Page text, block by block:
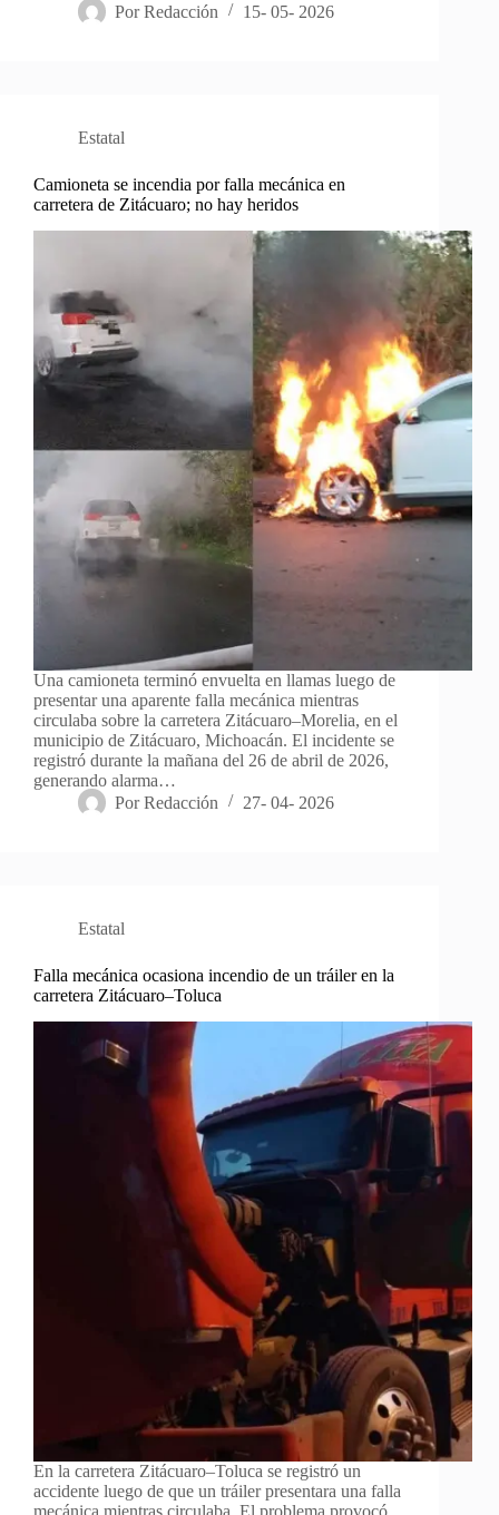
Por Redacción 15- 05- 2026
Estatal
Camioneta se incendia por falla mecánica en
carretera de Zitácuaro; no hay heridos
Una camioneta terminó envuelta en llamas luego de
presentar una aparente falla mecánica mientras
circulaba sobre la carretera Zitácuaro–Morelia, en el
municipio de Zitácuaro, Michoacán. El incidente se
registró durante la mañana del 26 de abril de 2026,
generando alarma…
Por Redacción 27- 04- 2026
Estatal
Falla mecánica ocasiona incendio de un tráiler en la
carretera Zitácuaro–Toluca
En la carretera Zitácuaro–Toluca se registró un
accidente luego de que un tráiler presentara una falla
mecánica mientras circulaba. El problema provocó